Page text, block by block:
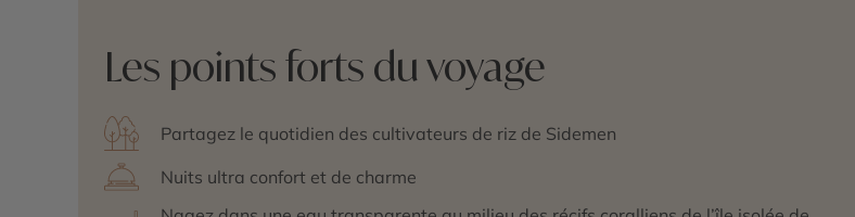
Les points forts du voyage
Partagez le quotidien des cultivateurs de riz de Sidemen
Nuits ultra confort et de charme